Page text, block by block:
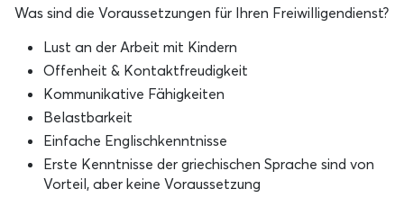
Was sind die Voraussetzungen für Ihren Freiwilligendienst?
Lust an der Arbeit mit Kindern
Offenheit & Kontaktfreudigkeit
Kommunikative Fähigkeiten
Belastbarkeit
Einfache Englischkenntnisse
Erste Kenntnisse der griechischen Sprache sind von
Vorteil, aber keine Voraussetzung